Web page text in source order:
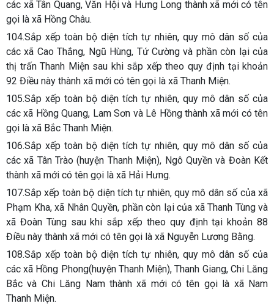
các xã Tân Quang, Văn Hội và Hưng Long thành xã mới có tên
gọi là xã Hồng Châu.
104.Sắp xếp toàn bộ diện tích tự nhiên, quy mô dân số của
các xã Cao Thắng, Ngũ Hùng, Tứ Cường và phần còn lại của
thị trấn Thanh Miện sau khi sắp xếp theo quy định tại khoản
92 Điều này thành xã mới có tên gọi là xã Thanh Miện.
105.Sắp xếp toàn bộ diện tích tự nhiên, quy mô dân số của
các xã Hồng Quang, Lam Sơn và Lê Hồng thành xã mới có tên
gọi là xã Bắc Thanh Miện.
106.Sắp xếp toàn bộ diện tích tự nhiên, quy mô dân số của
các xã Tân Trào (huyện Thanh Miện), Ngô Quyền và Đoàn Kết
thành xã mới có tên gọi là xã Hải Hưng.
107.Sắp xếp toàn bộ diện tích tự nhiên, quy mô dân số của xã
Phạm Kha, xã Nhân Quyền, phần còn lại của xã Thanh Tùng và
xã Đoàn Tùng sau khi sắp xếp theo quy định tại khoản 88
Điều này thành xã mới có tên gọi là xã Nguyễn Lương Bằng.
108.Sắp xếp toàn bộ diện tích tự nhiên, quy mô dân số của
các xã Hồng Phong(huyện Thanh Miện), Thanh Giang, Chi Lăng
Bắc và Chi Lăng Nam thành xã mới có tên gọi là xã Nam
Thanh Miện.